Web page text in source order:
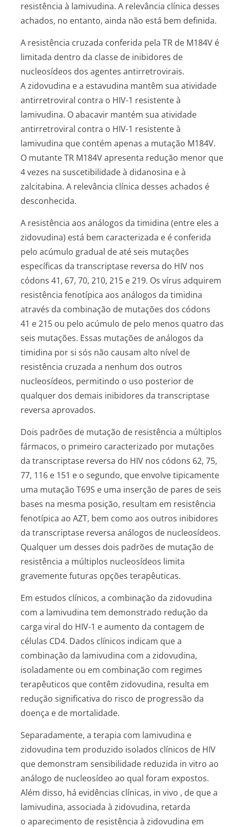
resistência à lamivudina. A relevância clínica desses
achados, no entanto, ainda não está bem definida.
A resistência cruzada conferida pela TR de M184V é
limitada dentro da classe de inibidores de
nucleosídeos dos agentes antirretrovirais.
A zidovudina e a estavudina mantêm sua atividade
antirretroviral contra o HIV-1 resistente à
lamivudina. O abacavir mantém sua atividade
antirretroviral contra o HIV-1 resistente à
lamivudina que contém apenas a mutação M184V.
O mutante TR M184V apresenta redução menor que
4 vezes na suscetibilidade à didanosina e à
zalcitabina. A relevância clínica desses achados é
desconhecida.
A resistência aos análogos da timidina (entre eles a
zidovudina) está bem caracterizada e é conferida
pelo acúmulo gradual de até seis mutações
específicas da transcriptase reversa do HIV nos
códons 41, 67, 70, 210, 215 e 219. Os vírus adquirem
resistência fenotípica aos análogos da timidina
através da combinação de mutações dos códons
41 e 215 ou pelo acúmulo de pelo menos quatro das
seis mutações. Essas mutações de análogos da
timidina por si sós não causam alto nível de
resistência cruzada a nenhum dos outros
nucleosídeos, permitindo o uso posterior de
qualquer dos demais inibidores da transcriptase
reversa aprovados.
Dois padrões de mutação de resistência a múltiplos
fármacos, o primeiro caracterizado por mutações
da transcriptase reversa do HIV nos códons 62, 75,
77, 116 e 151 e o segundo, que envolve tipicamente
uma mutação T69S e uma inserção de pares de seis
bases na mesma posição, resultam em resistência
fenotípica ao AZT, bem como aos outros inibidores
da transcriptase reversa análogos de nucleosídeos.
Qualquer um desses dois padrões de mutação de
resistência a múltiplos nucleosídeos limita
gravemente futuras opções terapêuticas.
Em estudos clínicos, a combinação da zidovudina
com a lamivudina tem demonstrado redução da
carga viral do HIV-1 e aumento da contagem de
células CD4. Dados clínicos indicam que a
combinação da lamivudina com a zidovudina,
isoladamente ou em combinação com regimes
terapêuticos que contêm zidovudina, resulta em
redução significativa do risco de progressão da
doença e de mortalidade.
Separadamente, a terapia com lamivudina e
zidovudina tem produzido isolados clínicos de HIV
que demonstram sensibilidade reduzida in vitro ao
análogo de nucleosídeo ao qual foram expostos.
Além disso, há evidências clínicas, in vivo , de que a
lamivudina, associada à zidovudina, retarda
o aparecimento de resistência à zidovudina em